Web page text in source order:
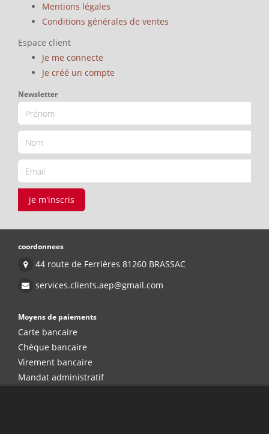
Mentions légales
Conditions générales de ventes
Espace client
Je me connecte
Je créé un compte
Newsletter
je m'inscris
coordonnees
44 route de Ferrières 81260 BRASSAC
services.clients.aep@gmail.com
Moyens de paiements
Carte bancaire
Chèque bancaire
Virement bancaire
Mandat administratif